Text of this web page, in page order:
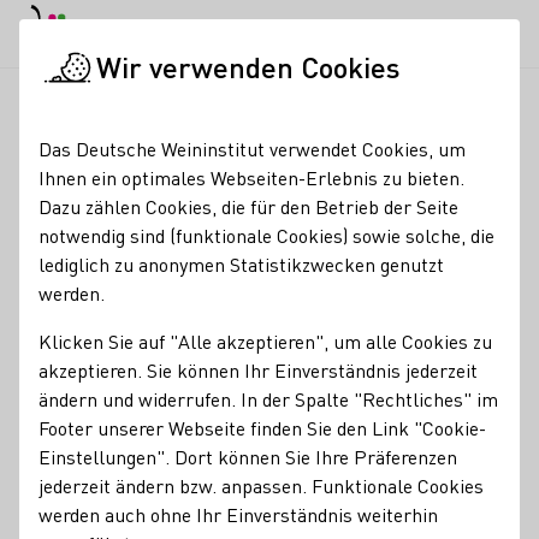
SZ-Podcasts
SZ-Magazin
(bei Änderung wird das Formular abgeschickt)
Auf ein Glas Wein mit Lena Gercke
EPISODE 29 15.11.2024
Auf ein Glas Wein mit Lena Gercke
Wir verwenden Cookies
Das Deutsche Weininstitut verwendet Cookies, um
Ihnen ein optimales Webseiten-Erlebnis zu bieten.
Dazu zählen Cookies, die für den Betrieb der Seite
notwendig sind (funktionale Cookies) sowie solche, die
lediglich zu anonymen Statistikzwecken genutzt
werden.
Klicken Sie auf "Alle akzeptieren", um alle Cookies zu
akzeptieren. Sie können Ihr Einverständnis jederzeit
ändern und widerrufen. In der Spalte "Rechtliches" im
Footer unserer Webseite finden Sie den Link "Cookie-
Einstellungen". Dort können Sie Ihre Präferenzen
jederzeit ändern bzw. anpassen. Funktionale Cookies
werden auch ohne Ihr Einverständnis weiterhin